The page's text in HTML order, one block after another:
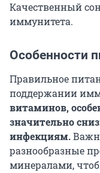
Качественный
иммунитета.
Особенности
Правильное
поддержании
витаминов,
значительно
инфекциям.
разнообразные
минералами,